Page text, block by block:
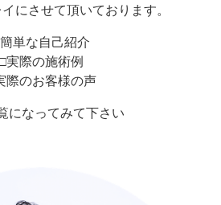
にさせて頂いております。
単な自己紹介
実際の施術例
際のお客様の声
になってみて下さい